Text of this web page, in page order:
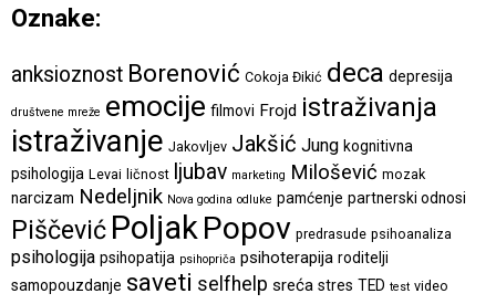
Oznake:
anksioznost Borenović Cokoja Đikić deca depresija
društvene mreže emocije filmovi Frojd istraživanja
istraživanje Jakovljev Jakšić Jung kognitivna
psihologija Levai ličnost ljubav marketing Milošević mozak
narcizam Nedeljnik Nova godina odluke pamćenje partnerski odnosi
Piščević PoljakPopov predrasude psihoanaliza
psihologija psihopatija psihopriča psihoterapija roditelji
samopouzdanje saveti selfhelp sreća stres TED test video